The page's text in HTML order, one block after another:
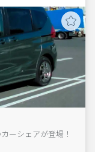
ーシェアが登場！